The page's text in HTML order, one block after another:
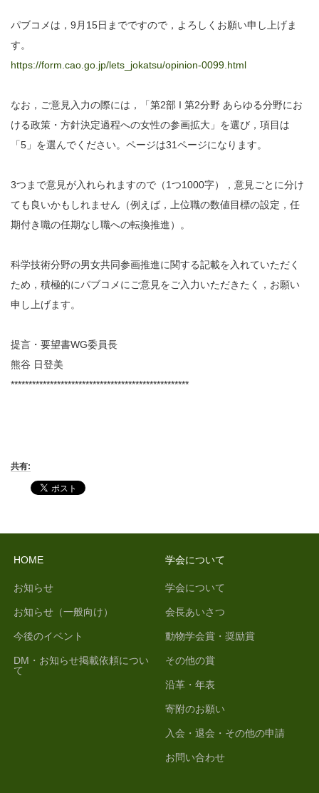
パブコメは，9月15日までですので，よろしくお願い申し上げま
す。
https://form.cao.go.jp/lets_jokatsu/opinion-0099.html
なお，ご意見入力の際には，「第2部 I 第2分野 あらゆる分野にお
ける政策・方針決定過程への女性の参画拡大」を選び，項目は
「5」を選んでください。ページは31ページになります。
3つまで意見が入れられますので（1つ1000字），意見ごとに分け
ても良いかもしれません（例えば，上位職の数値目標の設定，任
期付き職の任期なし職への転換推進）。
科学技術分野の男女共同参画推進に関する記載を入れていただく
ため，積極的にパブコメにご意見をご入力いただきたく，お願い
申し上げます。
提言・要望書WG委員長
熊谷 日登美
**************************************************
共有:
HOME
お知らせ
お知らせ（一般向け）
今後のイベント
DM・お知らせ掲載依頼につい
て
学会について
学会について
会長あいさつ
動物学会賞・奨励賞
その他の賞
沿革・年表
寄附のお願い
入会・退会・その他の申請
お問い合わせ